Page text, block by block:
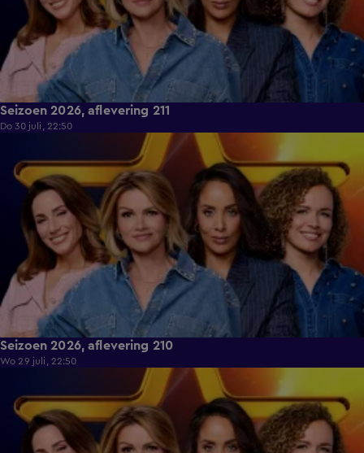
Seizoen 2026, aflevering 211
Do 30 juli, 22:50
Seizoen 2026, aflevering 210
Wo 29 juli, 22:50